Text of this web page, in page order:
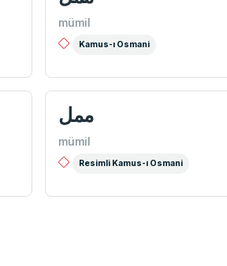
mümil
Kamus-ı Osmani
ممل
mümil
Resimli Kamus-ı Osmani